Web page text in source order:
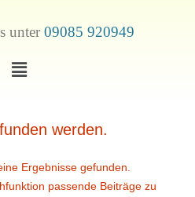
unter 09085 920949
werden.
Ergebnisse gefunden.
passende Beiträge zu